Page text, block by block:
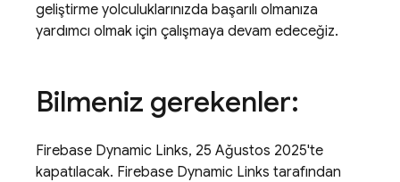
geliştirme yolculuklarınızda başarılı olmanıza
yardımcı olmak için çalışmaya devam edeceğiz.
Bilmeniz gerekenler:
Firebase Dynamic Links, 25 Ağustos 2025'te
kapatılacak. Firebase Dynamic Links tarafından